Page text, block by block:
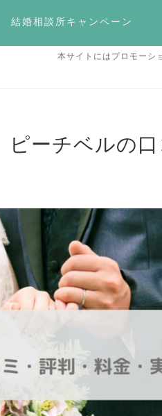
結婚相談所キャンペーン
本サイトにはプロモーシ
ピーチベルの